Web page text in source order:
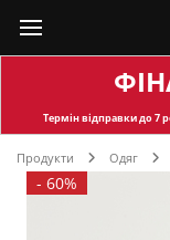
Термін відправкидо 7
Продукти Одяг
- 60%